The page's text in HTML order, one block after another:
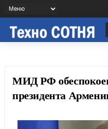
МИД РФ
президента